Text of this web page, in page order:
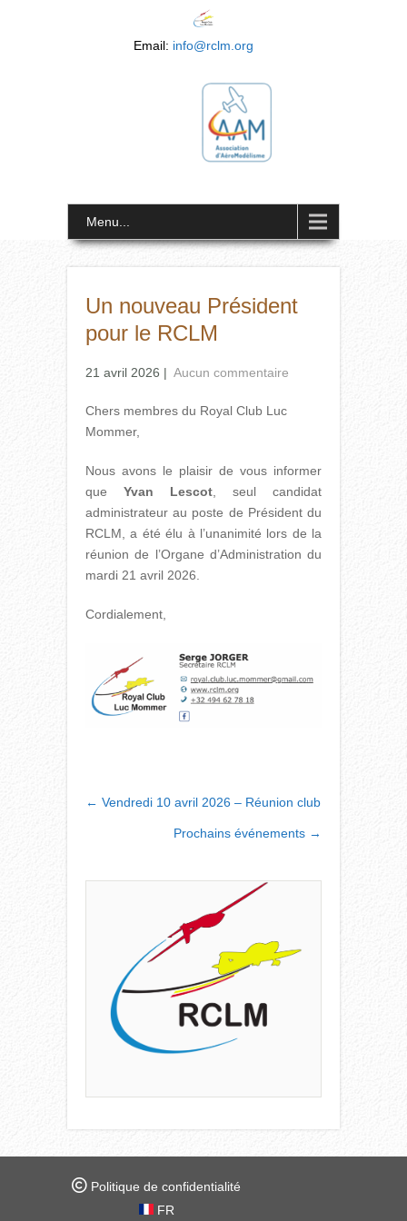
Email: info@rclm.org
Menu...
Un nouveau Président
pour le RCLM
21 avril 2026 | Aucun commentaire
Chers membres du Royal Club Luc
Mommer,
Nous avons le plaisir de vous informer
que Yvan Lescot , seul candidat
administrateur au poste de Président du
RCLM, a été élu à l’unanimité lors de la
réunion de l’Organe d’Administration du
mardi 21 avril 2026.
Cordialement,
POST
NAVIGATION
← Vendredi 10 avril 2026 – Réunion club
Prochains événements →
Politique de confidentialité
FR